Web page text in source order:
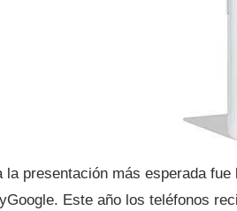
la presentación más esperada
Este año los teléfonos